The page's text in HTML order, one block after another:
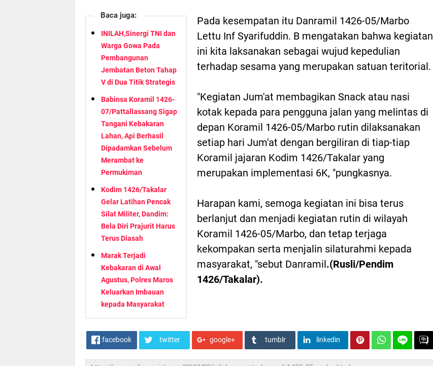
Baca juga:
INILAH,Sinergi TNI dan
Warga Gowa Pada
Pembangunan
Jembatan Beton Tahap
V di Dua Titik Strategis
Babinsa Koramil 1426-
07/Pattallassang Sigap
Tangani Kebakaran
Lahan, Api Berhasil
Dipadamkan Sebelum
Merambat ke
Permukiman
Kodim 1426/Takalar
Gelar Latihan Pencak
Silat Militer, Dandim:
Bela Diri Prajurit Harus
Terus Diasah
Marak Terjadi
Kebakaran di Awal
Agustus, Polres Maros
Keluarkan Imbauan
kepada Masyarakat
Pada kesempatan itu Danramil 1426-05/Marbo
Lettu Inf Syarifuddin. B mengatakan bahwa kegiatan
ini kita laksanakan sebagai wujud kepedulian
terhadap sesama yang merupakan satuan teritorial.
"Kegiatan Jum'at membagikan Snack atau nasi
kotak kepada para pengguna jalan yang melintas di
depan Koramil 1426-05/Marbo rutin dilaksanakan
setiap hari Jum'at dengan bergiliran di tiap-tiap
Koramil jajaran Kodim 1426/Takalar yang
merupakan implementasi 6K, "pungkasnya.
Harapan kami, semoga kegiatan ini bisa terus
berlanjut dan menjadi kegiatan rutin di wilayah
Koramil 1426-05/Marbo, dan tetap terjaga
kekompakan serta menjalin silaturahmi kepada
masyarakat, "sebut Danramil.(Rusli/Pendim
1426/Takalar).
facebook twitter google+ tumblr linkedin